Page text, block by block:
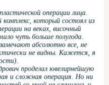
операции лица.
который состоял из
на веках, височный
чуть больше полугода.
абсолютно все, не
не видны. Кажется, я
проделал ювелирнейшую
и сложная операция. Но ни